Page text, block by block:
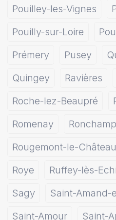
Pouilley-les-Vignes
Pouilly-sur-Loire
Prémery
Pusey
Quingey
Ravières
Roche-lez-Beaupré
Romenay
Ronchamp
Rougemont-le-Château
Roye
Ruffey-lès-
Sagy
Saint-Amand-
Saint-Amour
Saint-